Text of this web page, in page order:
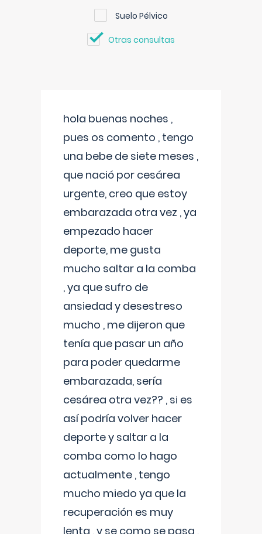
Suelo Pélvico
Otras consultas
hola buenas noches ,
pues os comento , tengo
una bebe de siete meses ,
que nació por cesárea
urgente, creo que estoy
embarazada otra vez , ya
empezado hacer
deporte, me gusta
mucho saltar a la comba
, ya que sufro de
ansiedad y desestreso
mucho , me dijeron que
tenía que pasar un año
para poder quedarme
embarazada, sería
cesárea otra vez?? , si es
así podría volver hacer
deporte y saltar a la
comba como lo hago
actualmente , tengo
mucho miedo ya que la
recuperación es muy
lenta , y se como se pasa ,